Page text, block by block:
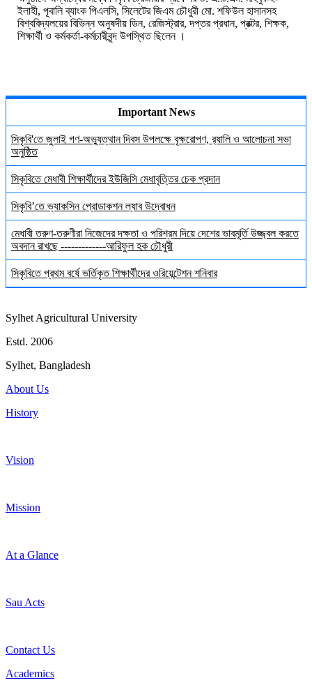
ইলাহী, পূবালি ব্যাংক পিএলসি, সিলেটের জিএম চৌধুরী মো. শফিউল হাসানসহ
বিশ্ববিদ্যলয়ের বিভিন্ন অনুষদীয় ডিন, রেজিস্ট্রার, দপ্তর প্রধান, প্রক্টর, শিক্ষক,
শিক্ষার্থী ও কর্মকর্তা-কর্মচারীবৃন্দ উপস্থিত ছিলেন ।
Important News
সিকৃবি'তে জুলাই গণ-অভ্যুত্থান দিবস উপলক্ষে বৃক্ষরোপণ, র‍্যালি ও আলোচনা সভা
অনুষ্ঠিত
সিকৃবিতে মেধাবী শিক্ষার্থীদের ইউজিসি মেধাবৃত্তির চেক প্রদান
সিকৃবি’তে ভ্যাকসিন প্রোডাকশন ল্যাব উদ্বোধন
মেধাবী তরুণ-তরুণীরা নিজেদের দক্ষতা ও পরিশ্রম দিয়ে দেশের ভাবমূর্তি উজ্জ্বল করতে
অবদান রাখছে -------------আরিফুল হক চৌধুরী
সিকৃবিতে প্রথম বর্ষে ভর্তিকৃত শিক্ষার্থীদের ওরিয়েন্টেশন শনিবার
Sylhet Agricultural University
Estd. 2006
Sylhet, Bangladesh
About Us
History
Vision
Mission
At a Glance
Sau Acts
Contact Us
Academics